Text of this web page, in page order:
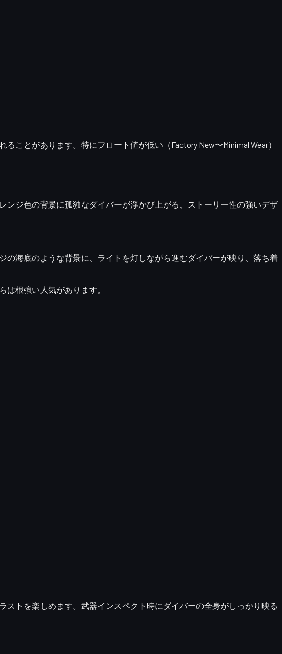
ことがあります。特にフロート値が低い（Factory New〜Minimal Wear）
ンジ色の背景に孤独なダイバーが浮かび上がる、ストーリー性の強いデザ
の海底のような背景に、ライトを灯しながら進むダイバーが映り、落ち着
は根強い人気があります。
スト を楽しめます。武器インスペクト時にダイバーの全身がしっかり映る